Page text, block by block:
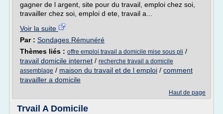
gagner de l argent, site pour du travail, emploi chez soi,
travailler chez soi, emploi d ete, travail a...
Voir la suite
Par : Sondages Rémunéré
Thèmes liés : offre emploi travail a domicile mise sous pli /
travail domicile internet / recherche travail a domicile
assemblage / maison du travail et de l emploi / comment
travailler a domicile
Haut de page
Trvail A Domicile